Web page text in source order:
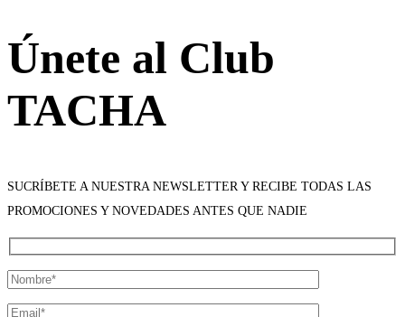
Únete al Club
TACHA
SUCRÍBETE A NUESTRA NEWSLETTER Y RECIBE TODAS LAS
PROMOCIONES Y NOVEDADES ANTES QUE NADIE